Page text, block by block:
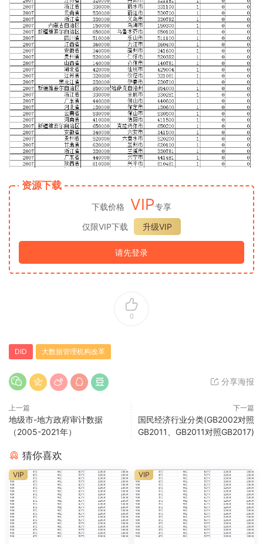
资源下载
下载价格 VIP专享
仅限VIP下载
升级VIP
请先登录
0
DID 大数据管理机构改革
分享海报
上一篇
地级市-地方政府审计数据
（2005-2021年）
下一篇
国民经济行业分类(GB2002对照
GB2011、GB2011对照GB2017)
猜你喜欢
VIP VIP